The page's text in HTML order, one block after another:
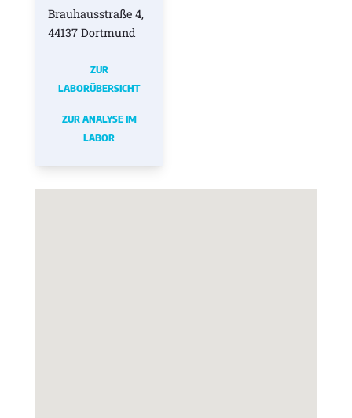
Brauhausstraße 4,
44137 Dortmund
ZUR
LABORÜBERSICHT
ZUR ANALYSE IM
LABOR